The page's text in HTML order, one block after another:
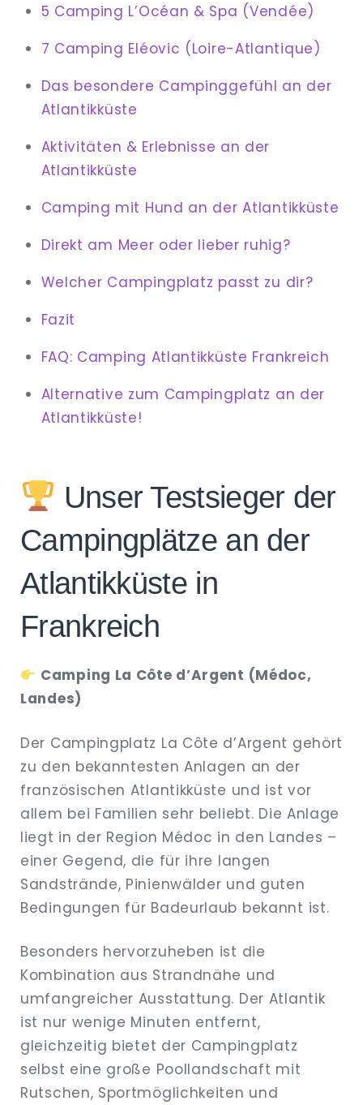
5 Camping L’Océan & Spa (Vendée)
7 Camping Eléovic (Loire-Atlantique)
Das besondere Campinggefühl an der
Atlantikküste
Aktivitäten & Erlebnisse an der
Atlantikküste
Camping mit Hund an der Atlantikküste
Direkt am Meer oder lieber ruhig?
Welcher Campingplatz passt zu dir?
Fazit
FAQ: Camping Atlantikküste Frankreich
Alternative zum Campingplatz an der
Atlantikküste!
Unser Testsieger der
Campingplätze an der
Atlantikküste in
Frankreich
Camping La Côte d’Argent (Médoc,
Landes)
Der Campingplatz La Côte d’Argent gehört
zu den bekanntesten Anlagen an der
französischen Atlantikküste und ist vor
allem bei Familien sehr beliebt. Die Anlage
liegt in der Region Médoc in den Landes –
einer Gegend, die für ihre langen
Sandstrände, Pinienwälder und guten
Bedingungen für Badeurlaub bekannt ist.
Besonders hervorzuheben ist die
Kombination aus Strandnähe und
umfangreicher Ausstattung. Der Atlantik
ist nur wenige Minuten entfernt,
gleichzeitig bietet der Campingplatz
selbst eine große Poollandschaft mit
Rutschen, Sportmöglichkeiten und